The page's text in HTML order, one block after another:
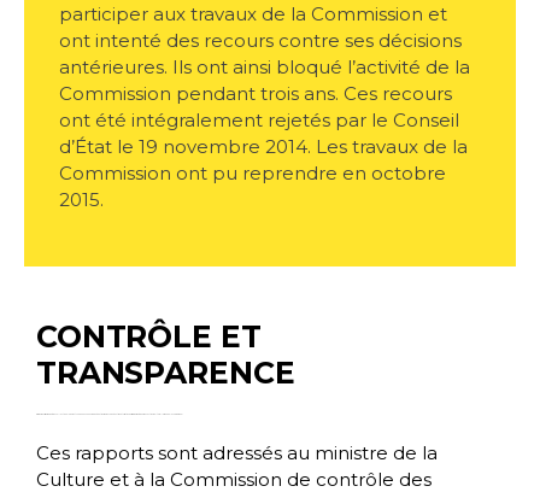
participer aux travaux de la Commission et
ont intenté des recours contre ses décisions
antérieures. Ils ont ainsi bloqué l’activité de la
Commission pendant trois ans. Ces recours
ont été intégralement rejetés par le Conseil
d’État le 19 novembre 2014. Les travaux de la
Commission ont pu reprendre en octobre
2015.
CONTRÔLE ET
TRANSPARENCE
Ces rapports sont adressés au ministre de la
Culture et à la Commission de contrôle des